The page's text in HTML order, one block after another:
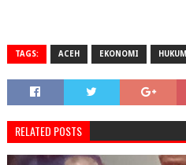
TAGS: ACEH EKONOMI HUKUM
RELATED POSTS